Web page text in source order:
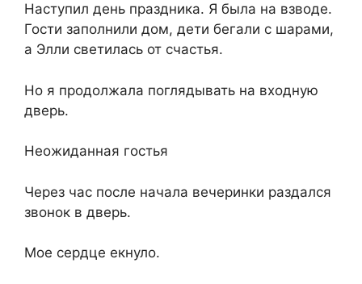
Наступил день праздника. Я была на взводе.
Гости заполнили дом, дети бегали с шарами,
а Элли светилась от счастья.
Но я продолжала поглядывать на входную
дверь.
Неожиданная гостья
Через час после начала вечеринки раздался
звонок в дверь.
Мое сердце екнуло.